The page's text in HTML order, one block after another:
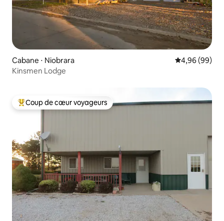
Cabane ⋅ Niobrara Évaluation
4,96 (99)
Kinsmen Lodge
Coups de cœur voyageurs les plus appréciés
Coup de cœur voyageurs